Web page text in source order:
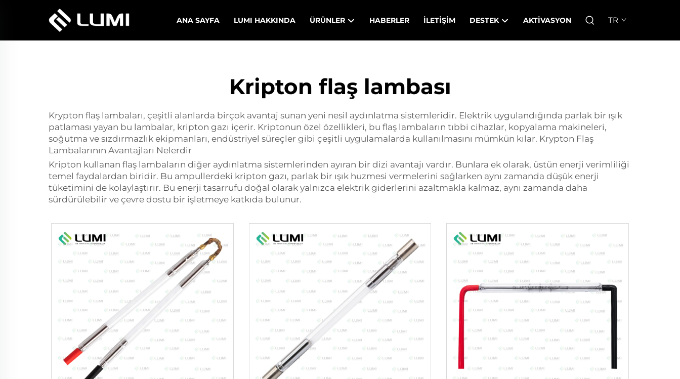
ANA SAYFA LUMI HAKKINDA ÜRÜNLER HABERLER İLETIŞIM DESTEK AKTIVASYON TR
Kripton flaş lambası
Krypton flaş lambaları, çeşitli alanlarda birçok avantaj sunan yeni nesil aydınlatma sistemleridir. Elektrik uygulandığında parlak bir ışık
patlaması yayan bu lambalar, kripton gazı içerir. Kriptonun özel özellikleri, bu flaş lambaların tıbbi cihazlar, kopyalama makineleri,
soğutma ve sızdırmazlık ekipmanları, endüstriyel süreçler gibi çeşitli uygulamalarda kullanılmasını mümkün kılar. Krypton Flaş
Lambalarının Avantajları Nelerdir
Kripton kullanan flaş lambaların diğer aydınlatma sistemlerinden ayıran bir dizi avantajı vardır. Bunlara ek olarak, üstün enerji verimliliği
temel faydalardan biridir. Bu ampullerdeki kripton gazı, parlak bir ışık huzmesi vermelerini sağlarken aynı zamanda düşük enerji
tüketimini de kolaylaştırır. Bu enerji tasarrufu doğal olarak yalnızca elektrik giderlerini azaltmakla kalmaz, aynı zamanda daha
sürdürülebilir ve çevre dostu bir işletmeye katkıda bulunur.